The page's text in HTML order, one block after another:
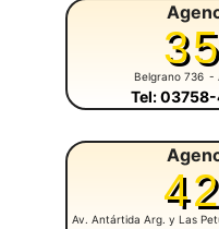
Belgrano 736 -
Tel:
Av. Antártida Arg. y Las